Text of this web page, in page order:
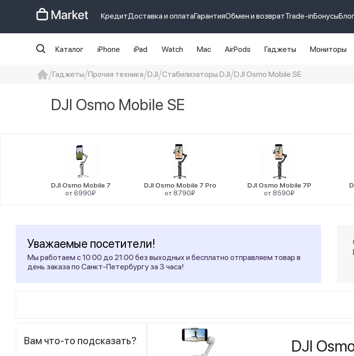
КредитДоставка и оплатаГарантияОбмен и возвратTrade-inБонусыБлог
Каталог iPhone iPad Watch Mac AirPods Гаджеты Мониторы
Гаджеты Прочая техника DJI Стабилизаторы DJI DJI Osmo Mobile SE
DJI Osmo Mobile SE
DJI Osmo Mobile 7
от 6990₽
DJI Osmo Mobile 7 Pro
от 8790₽
DJI Osmo Mobile 7P
от 8590₽
Уважаемые посетители!
Мы работаем с 10:00 до 21:00 без выходных и бесплатно отправляем товар в
день заказа по Санкт-Петербургу за 3 часа!
Вам что-то подсказать? DJI